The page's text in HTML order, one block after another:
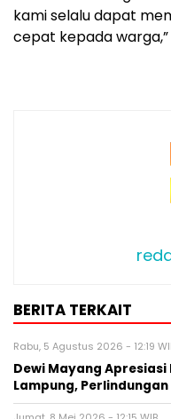
kami selalu dapat
cepat kepada
BERITA TERKAIT
Rabu, 5 Agustus 2026 - 12:19
Dewi Mayang
Lampung,